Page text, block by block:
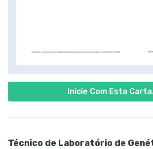
Inicie Com Esta
Técnico de Laboratório de